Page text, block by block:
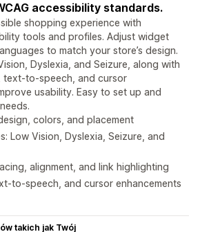
accessibility standards.
shopping experience with
tools and profiles. Adjust widget
to match your store’s design.
Dyslexia, and Seizure, along with
text-to-speech, and cursor
usability. Easy to set up and
colors, and placement
Low Vision, Dyslexia, Seizure, and
alignment, and link highlighting
to-speech, and cursor enhancements
takich jak Twój